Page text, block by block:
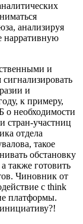
анализируя
нарративную
и
и
к примеру,
о необходимости
стран-участниц
отдела
такое
обстановку
также готовить
Чиновник от
с think
платформы.